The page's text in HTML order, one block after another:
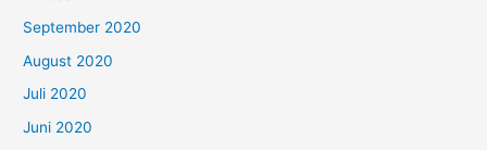
September 2020
August 2020
Juli 2020
Juni 2020